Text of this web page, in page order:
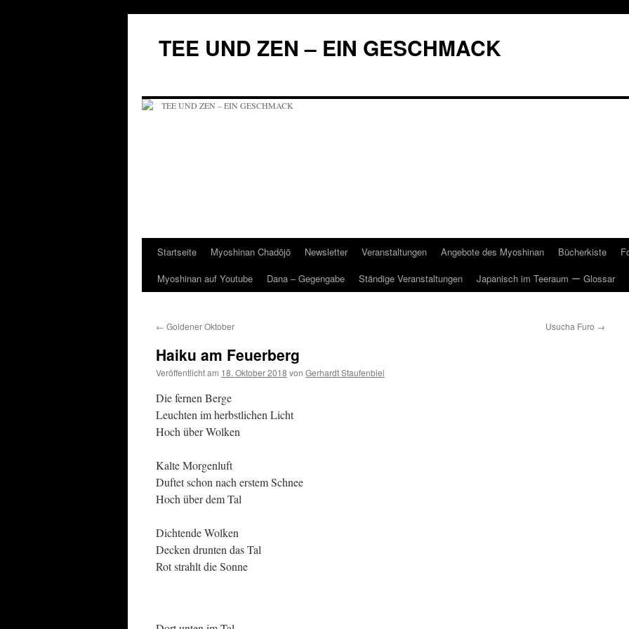
springen
TEE UND ZEN – EIN GESCHMACK
Startseite Myoshinan Chadōjō Newsletter Veranstaltungen Angebote des Myoshinan Bücherkiste
Myoshinan auf Youtube
Dana – Gegengabe Ständige Veranstaltungen Japanisch im Teeraum ー Glossar
← Goldener Oktober Usucha Furo →
Haiku am Feuerberg
Veröffentlicht am 18. Oktober 2018 von Gerhardt Staufenbiel
Die fernen Berge
Leuchten im herbstlichen Licht
Hoch über Wolken
Kalte Morgenluft
Duftet schon nach erstem Schnee
Hoch über dem Tal
Dichtende Wolken
Decken drunten das Tal
Rot strahlt die Sonne